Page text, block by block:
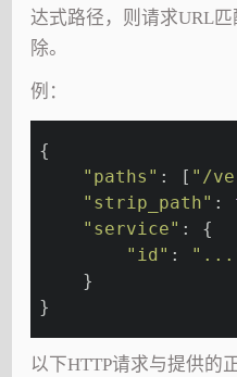
达式路径，则请求URL
除。
例：
{
"paths" : [ "/
"strip_path" :
"service" : {
"id" :
    }
}
以下HTTP请求与提供的